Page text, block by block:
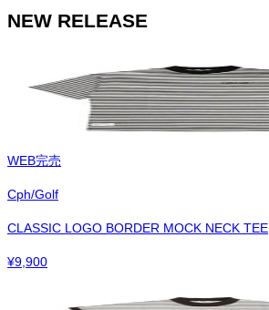
NEW RELEASE
WEB完売
Cph/Golf
CLASSIC LOGO BORDER MOCK NECK TEE
¥9,900